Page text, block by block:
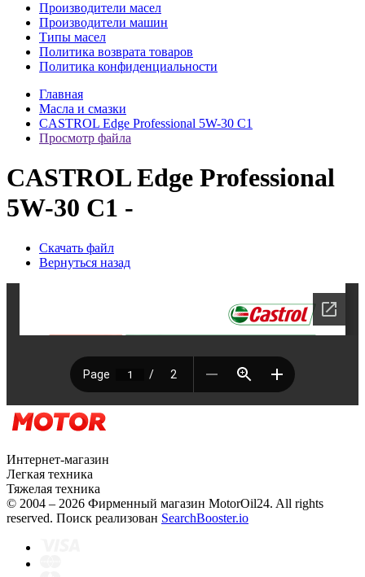
Производители масел
Производители машин
Типы масел
Политика возврата товаров
Политика конфиденциальности
Главная
Масла и смазки
CASTROL Edge Professional 5W-30 C1
Просмотр файла
CASTROL Edge Professional
5W-30 C1 -
Скачать файл
Вернуться назад
Интернет-магазин
Легкая техника
Тяжелая техника
© 2004 – 2026 Фирменный магазин MotorOil24. All rights
reserved. Поиск реализован SearchBooster.io